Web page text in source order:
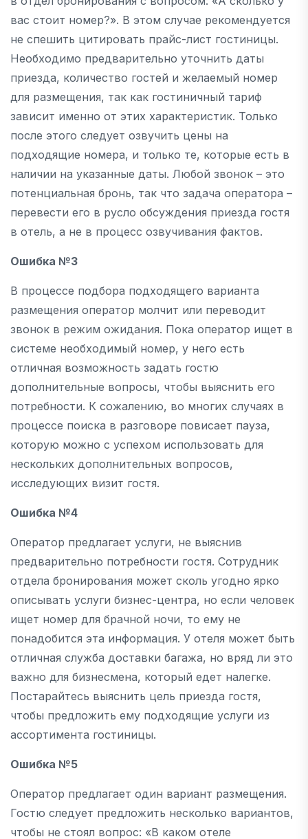
вас стоит номер?». В этом случае рекомендуется
не спешить цитировать прайс-лист гостиницы.
Необходимо предварительно уточнить даты
приезда, количество гостей и желаемый номер
для размещения, так как гостиничный тариф
зависит именно от этих характеристик. Только
после этого следует озвучить цены на
подходящие номера, и только те, которые есть в
наличии на указанные даты. Любой звонок – это
потенциальная бронь, так что задача оператора –
перевести его в русло обсуждения приезда гостя
в отель, а не в процесс озвучивания фактов.
Ошибка №3
В процессе подбора подходящего варианта
размещения оператор молчит или переводит
звонок в режим ожидания. Пока оператор ищет в
системе необходимый номер, у него есть
отличная возможность задать гостю
дополнительные вопросы, чтобы выяснить его
потребности. К сожалению, во многих случаях в
процессе поиска в разговоре повисает пауза,
которую можно с успехом использовать для
нескольких дополнительных вопросов,
исследующих визит гостя.
Ошибка №4
Оператор предлагает услуги, не выяснив
предварительно потребности гостя. Сотрудник
отдела бронирования может сколь угодно ярко
описывать услуги бизнес-центра, но если человек
ищет номер для брачной ночи, то ему не
понадобится эта информация. У отеля может быть
отличная служба доставки багажа, но вряд ли это
важно для бизнесмена, который едет налегке.
Постарайтесь выяснить цель приезда гостя,
чтобы предложить ему подходящие услуги из
ассортимента гостиницы.
Ошибка №5
Оператор предлагает один вариант размещения.
Гостю следует предложить несколько вариантов,
чтобы не стоял вопрос: «В каком отеле